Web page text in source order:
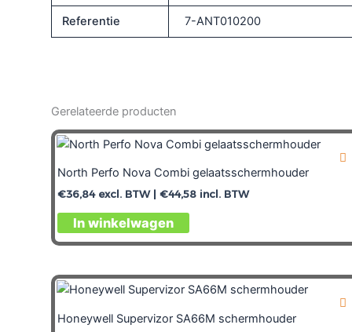
Referentie 7-ANT010200
Gerelateerde producten
North Perfo Nova Combi gelaatsschermhouder
€36,84excl. BTW | €44,58 incl. BTW
In winkelwagen
Honeywell Supervizor SA66M schermhouder